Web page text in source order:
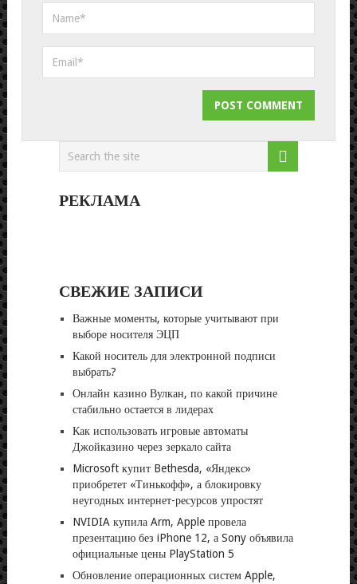
РЕКЛАМА
СВЕЖИЕ ЗАПИСИ
Важные моменты, которые учитывают при
выборе носителя ЭЦП
Какой носитель для электронной подписи
выбрать?
Онлайн казино Вулкан, по какой причине
стабильно остается в лидерах
Как использовать игровые автоматы
Джойказино через зеркало сайта
Microsoft купит Bethesda, «Яндекс»
приобретет «Тинькофф», а блокировку
неугодных интернет-ресурсов упростят
NVIDIA купила Arm, Apple провела
презентацию без iPhone 12, а Sony объявила
официальные цены PlayStation 5
Обновление операционных систем Apple,